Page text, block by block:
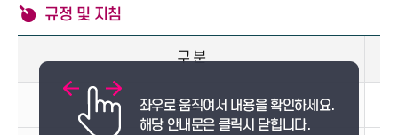
규정 및 지침
구 분
붙임 1